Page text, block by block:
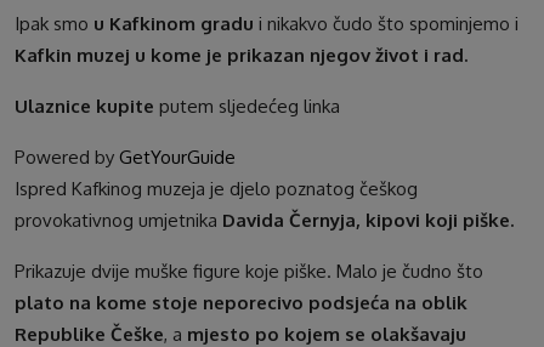
Ipak smo u Kafkinom gradu i nikakvo čudo što spominjemo i
Kafkin muzej u kome je prikazan njegov život i rad.
Ulaznice kupite putem sljedećeg linka
Powered by GetYourGuide
Ispred Kafkinog muzeja je djelo poznatog češkog
provokativnog umjetnika Davida Černyja, kipovi koji piške.
Prikazuje dvije muške figure koje piške. Malo je čudno što
plato na kome stoje neporecivo podsjeća na oblik
Republike Češke, a mjesto po kojem se olakšavaju